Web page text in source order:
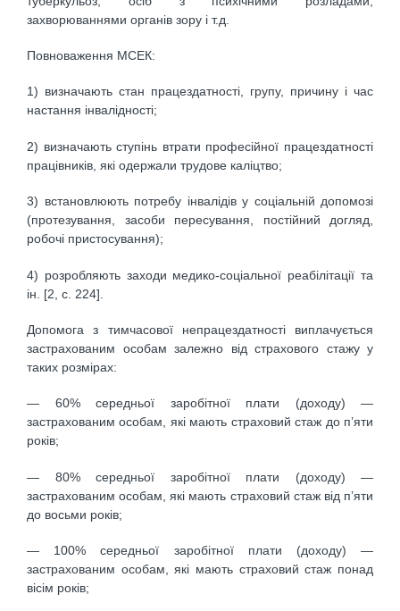
захворюваннями органів зору і т.д.
Повноваження МСЕК:
1) визначають стан працездатності, групу, причину і час
настання інвалідності;
2) визначають ступінь втрати професійної працездатності
працівників, які одержали трудове каліцтво;
3) встановлюють потребу інвалідів у соціальній допомозі
(протезування, засоби пересування, постійний догляд,
робочі пристосування);
4) розробляють заходи медико-соціальної реабілітації та
ін. [2, с. 224].
Допомога з тимчасової непрацездатності виплачується
застрахованим особам залежно від страхового стажу у
таких розмірах:
— 60% середньої заробітної плати (доходу) —
застрахованим особам, які мають страховий стаж до п’яти
років;
— 80% середньої заробітної плати (доходу) —
застрахованим особам, які мають страховий стаж від п’яти
до восьми років;
— 100% середньої заробітної плати (доходу) —
застрахованим особам, які мають страховий стаж понад
вісім років;